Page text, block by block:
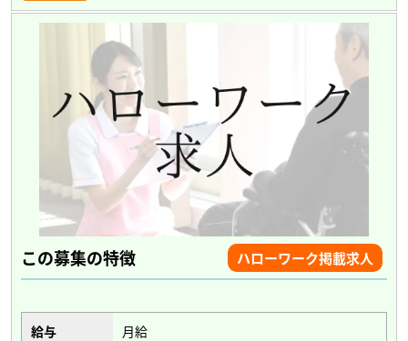
この募集の特徴 ハローワーク掲載求人
給与
月給